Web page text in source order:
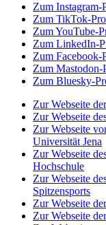
Zum Instagram-
Zum TikTok-
Zum YouTube-
Zum LinkedIn-
Zum Facebook-
Zum Mastodon-
Zum Bluesky-
Zur Webseite
Zur Webseite
Zur Webseite
Universität Jena
Zur Webseite
Hochschule
Zur Webseite
Spitzensports
Zur Webseite
Zur Webseite